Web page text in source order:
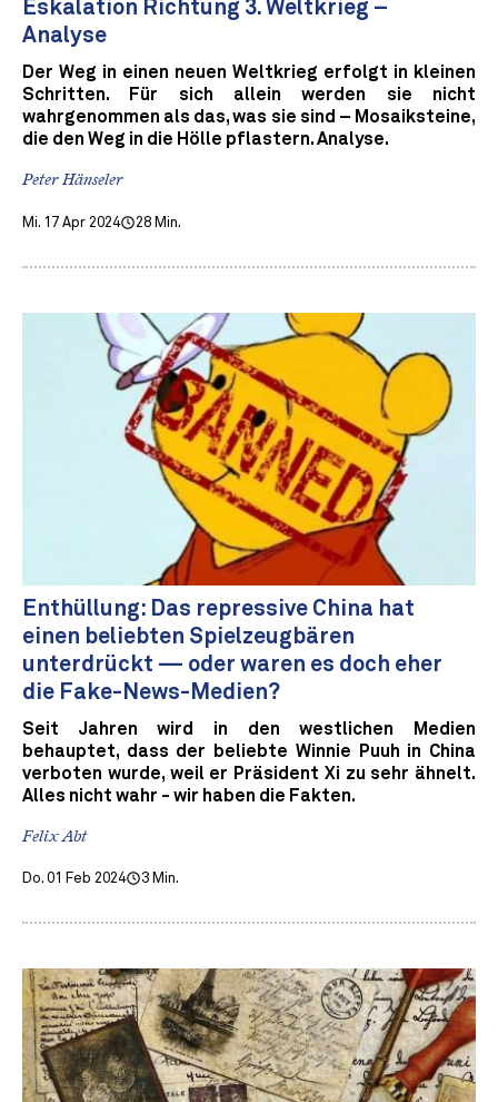
Eskalation Richtung 3. Weltkrieg –
Analyse
Der Weg in einen neuen Weltkrieg erfolgt in kleinen
Schritten. Für sich allein werden sie nicht
wahrgenommen als das, was sie sind – Mosaiksteine,
die den Weg in die Hölle pflastern. Analyse.
Peter Hänseler
Mi. 17 Apr 2024 28 Min.
Enthüllung: Das repressive China hat
einen beliebten Spielzeugbären
unterdrückt — oder waren es doch eher
die Fake-News-Medien?
Seit Jahren wird in den westlichen Medien
behauptet, dass der beliebte Winnie Puuh in China
verboten wurde, weil er Präsident Xi zu sehr ähnelt.
Alles nicht wahr - wir haben die Fakten.
Felix Abt
Do. 01 Feb 2024 3 Min.